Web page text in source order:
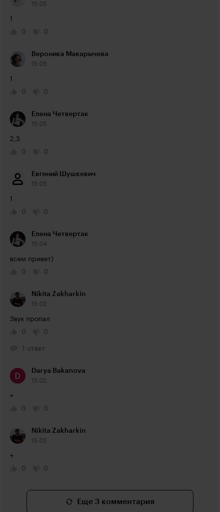
15:05
1
0
0
Вероника Макарычева
15:05
1
0
0
Елена Четвертак
15:05
2,3
0
0
Евгений Шушкевич
15:05
1
0
0
Елена Четвертак
15:04
всем привет)
0
0
Nikita Zakharkin
15:02
Звук пропал
0
0
1 ответ
Darya Bakanova
15:02
+
0
0
Nikita Zakharkin
15:02
+
0
0
Еще 3 комментария